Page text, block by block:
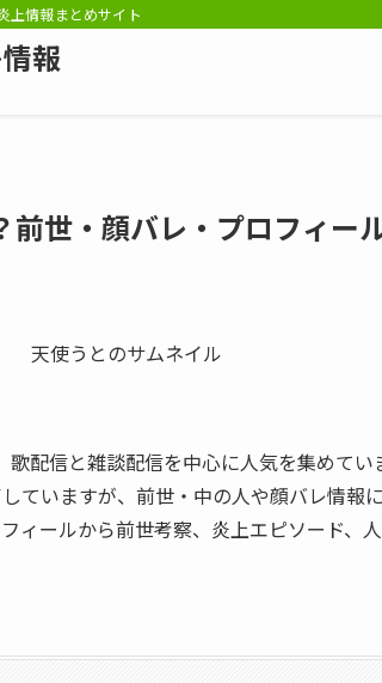
上情報まとめサイト
報
世・顔バレ・プロフィー
配信と雑談配信を中心に人気を集めて
ていますが、前世・中の人や顔バレ情報
ィールから前世考察、炎上エピソード、